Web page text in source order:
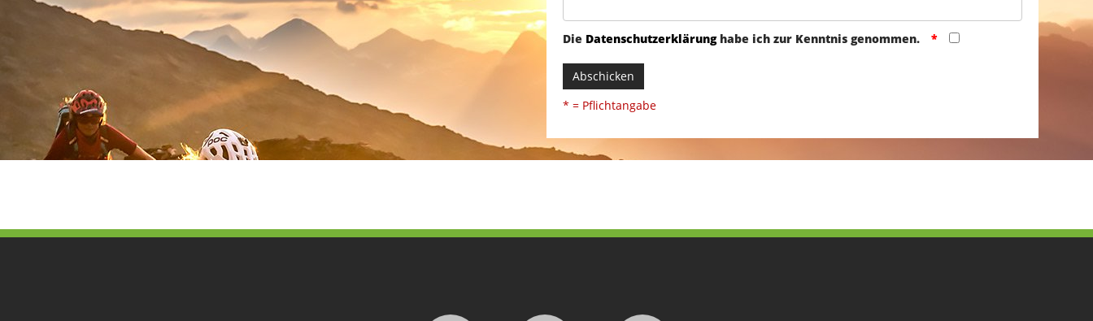
Die Datenschutzerklärunghabe ich zur Kenntnis genommen.
Abschicken
* = Pflichtangabe